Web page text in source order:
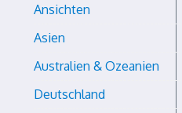
Ansichten
Asien
Australien & Ozeanien
Deutschland